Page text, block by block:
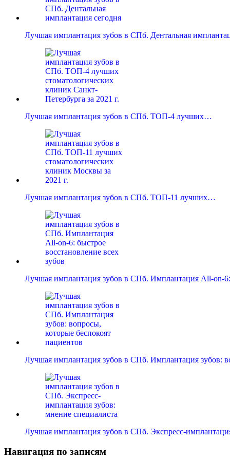
Лучшая имплантация зубов в СПб. Дентальная
Лучшая имплантация зубов в СПб. ТОП-4 лучших…
Лучшая имплантация зубов в СПб. ТОП-11 лучших…
Лучшая имплантация зубов в СПб. Имплантация All-on-
Лучшая имплантация зубов в СПб. Имплантация зубов:
Лучшая имплантация зубов в СПб. Экспресс-
Навигация по записям